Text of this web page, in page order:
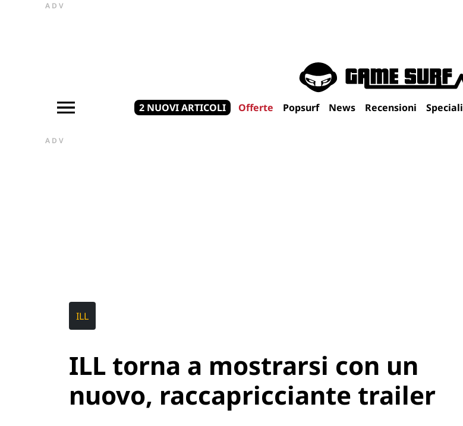
ADV
2 NUOVI ARTICOLI Offerte Popsurf News Recensioni Speciali
ADV
ILL
ILL torna a mostrarsi con un
nuovo, raccapricciante trailer